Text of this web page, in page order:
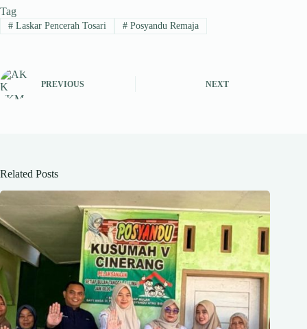
A a
ok
In
ds
Tag
#Laskar Pencerah Tosari #Posyandu Remaja
PREVIOUS NEXT
Related Posts